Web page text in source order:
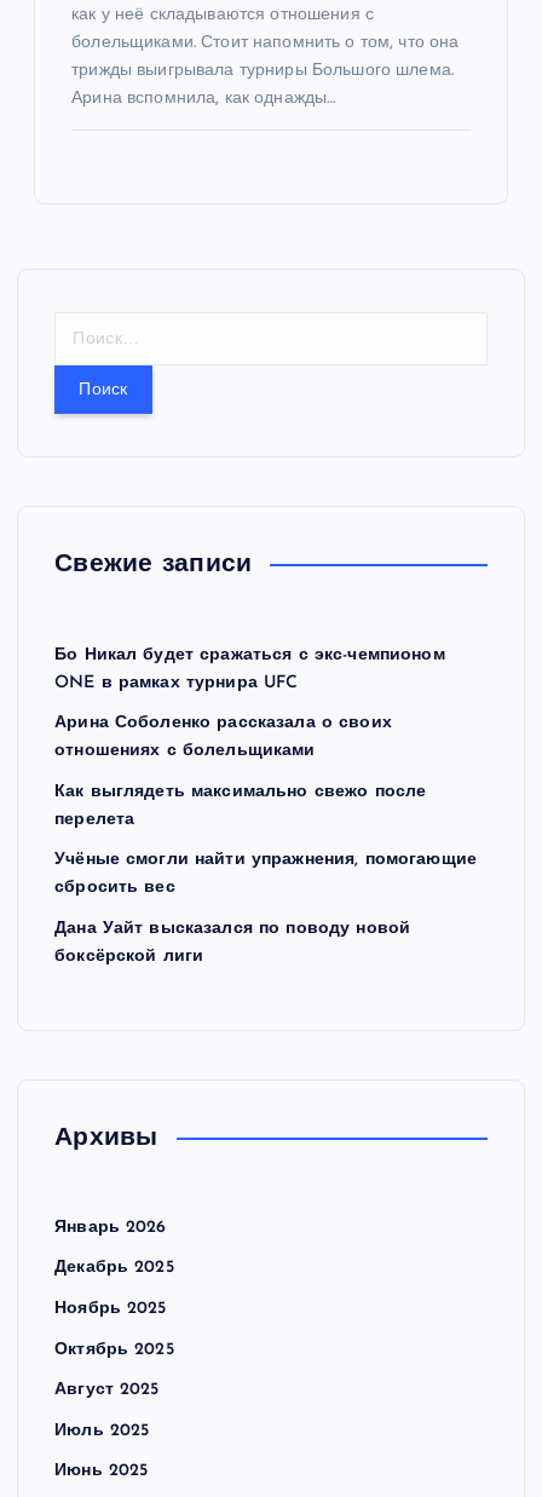
как у неё складываются отношения с
болельщиками. Стоит напомнить о том, что она
трижды выигрывала турниры Большого шлема.
Арина вспомнила, как однажды…
Свежие записи
Бо Никал будет сражаться с экс-чемпионом
ONE в рамках турнира UFC
Арина Соболенко рассказала о своих
отношениях с болельщиками
Как выглядеть максимально свежо после
перелета
Учёные смогли найти упражнения, помогающие
сбросить вес
Дана Уайт высказался по поводу новой
боксёрской лиги
Архивы
Январь 2026
Декабрь 2025
Ноябрь 2025
Октябрь 2025
Август 2025
Июль 2025
Июнь 2025